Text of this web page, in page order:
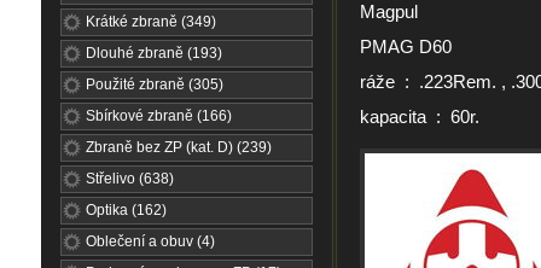
Krátké zbraně (349)
Dlouhé zbraně (193)
Použité zbraně (305)
Sbírkové zbraně (166)
Zbraně bez ZP (kat. D) (239)
Střelivo (638)
Optika (162)
Oblečení a obuv (4)
Magpul
PMAG D60
ráže : .223Rem. ,
kapacita : 60r.